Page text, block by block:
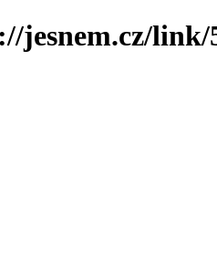
jesnem.cz/link/